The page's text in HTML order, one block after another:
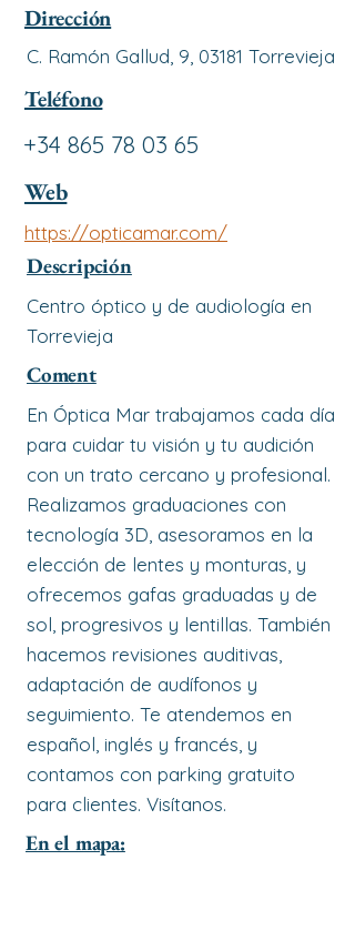
Dirección
C. Ramón Gallud, 9, 03181 Torrevieja
Teléfono
+34 865 78 03 65
Web
https://opticamar.com/
Descripción
Centro óptico y de audiología en
Torrevieja
Coment
En Óptica Mar trabajamos cada día
para cuidar tu visión y tu audición
con un trato cercano y profesional.
Realizamos graduaciones con
tecnología 3D, asesoramos en la
elección de lentes y monturas, y
ofrecemos gafas graduadas y de
sol, progresivos y lentillas. También
hacemos revisiones auditivas,
adaptación de audífonos y
seguimiento. Te atendemos en
español, inglés y francés, y
contamos con parking gratuito
para clientes. Visítanos.
En el mapa: